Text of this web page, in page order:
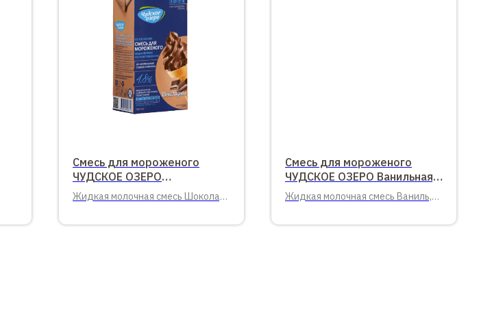
Смесь для мороженого
ЧУДСКОЕ ОЗЕРО
Шоколаднаяя, 1л.
Жидкая молочная смесь Шоколад,
Смесь для мороженого
ЧУДСКОЕ ОЗЕРО Ванильная,
1л.
Жидкая молочная смесь Ваниль,